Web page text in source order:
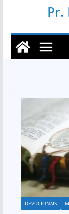
Pr.
DEVOCIONAIS